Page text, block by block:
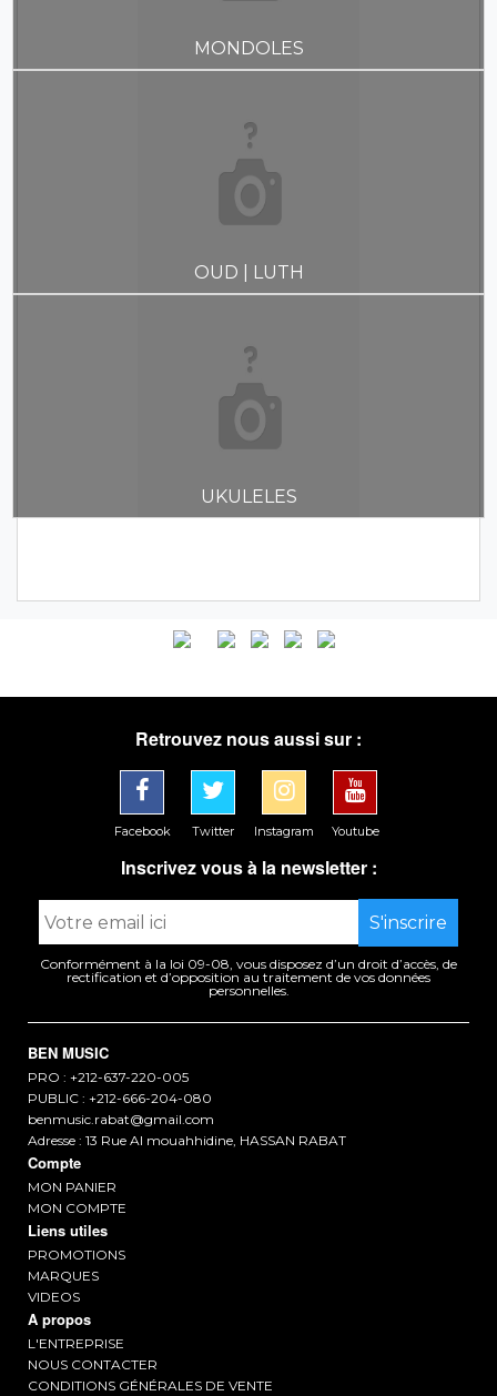
MONDOLES
OUD | LUTH
UKULELES
Retrouvez nous aussi sur :
Facebook Twitter Instagram Youtube
Inscrivez vous à la newsletter :
Conformément à la loi 09-08, vous disposez d’un droit d’accès, de
rectification et d’opposition au traitement de vos données
personnelles.
BEN MUSIC
PRO : +212-637-220-005
PUBLIC : +212-666-204-080
benmusic.rabat@gmail.com
Adresse : 13 Rue Al mouahhidine, HASSAN RABAT
Compte
MON PANIER
MON COMPTE
Liens utiles
PROMOTIONS
MARQUES
VIDEOS
A propos
L'ENTREPRISE
NOUS CONTACTER
CONDITIONS GÉNÉRALES DE VENTE